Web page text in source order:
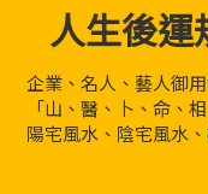
人生後運
企業、名人、藝人御
「山、醫、卜、命、
陽宅風水、陰宅風水